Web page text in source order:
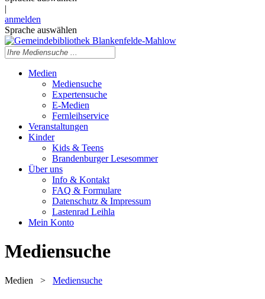
|
anmelden
Sprache auswählen
Medien
Mediensuche
Expertensuche
E-Medien
Fernleihservice
Veranstaltungen
Kinder
Kids & Teens
Brandenburger Lesesommer
Über uns
Info & Kontakt
FAQ & Formulare
Datenschutz & Impressum
Lastenrad Leihla
Mein Konto
Mediensuche
Medien > Mediensuche